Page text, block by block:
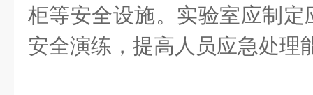
柜等安全设施。实验室应制
安全演练，提高人员应急处理